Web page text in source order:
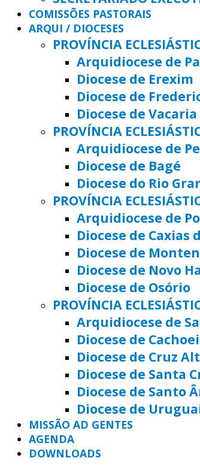
COMISSÕES PASTORAIS
ARQUI / DIOCESES
PROVÍNCIA
Arquidiocese de
Diocese de Erexim
Diocese de
Diocese de Vacaria
PROVÍNCIA
Arquidiocese de
Diocese de Bagé
Diocese do Rio
PROVÍNCIA
Arquidiocese de
Diocese de Caxias
Diocese de
Diocese de Novo
Diocese de Osório
PROVÍNCIA
Arquidiocese de
Diocese de
Diocese de Cruz
Diocese de Santa
Diocese de Santo
Diocese de
MISSÃO AD GENTES
AGENDA
DOWNLOADS